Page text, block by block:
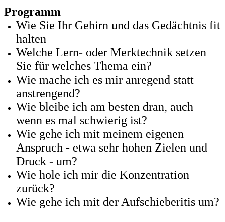
Programm
Wie Sie Ihr Gehirn und das Gedächtnis fit
halten
Welche Lern- oder Merktechnik setzen
Sie für welches Thema ein?
Wie mache ich es mir anregend statt
anstrengend?
Wie bleibe ich am besten dran, auch
wenn es mal schwierig ist?
Wie gehe ich mit meinem eigenen
Anspruch - etwa sehr hohen Zielen und
Druck - um?
Wie hole ich mir die Konzentration
zurück?
Wie gehe ich mit der Aufschieberitis um?